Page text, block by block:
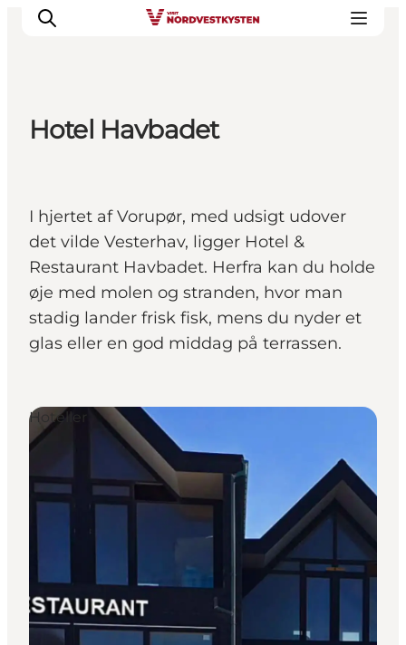
Events
Overnatting
Planlegg ferien
Hotel Havbadet
I hjertet af Vorupør, med udsigt udover
det vilde Vesterhav, ligger Hotel &
Restaurant Havbadet. Herfra kan du holde
øje med molen og stranden, hvor man
stadig lander frisk fisk, mens du nyder et
glas eller en god middag på terrassen.
Hoteller